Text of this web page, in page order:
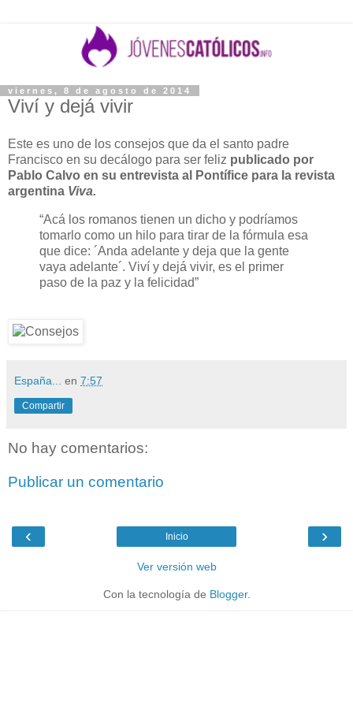
viernes, 8 de agosto de 2014
Viví y dejá vivir
Este es uno de los consejos que da el santo padre
Francisco en su decálogo para ser feliz publicado por
Pablo Calvo en su entrevista al Pontífice para la revista
argentina Viva.
“Acá los romanos tienen un dicho y podríamos
tomarlo como un hilo para tirar de la fórmula esa
que dice: ´Anda adelante y deja que la gente
vaya adelante´. Viví y dejá vivir, es el primer
paso de la paz y la felicidad”
España... en 7:57
Compartir
No hay comentarios:
Publicar un comentario
‹ ›
Inicio
Ver versión web
Con la tecnología de Blogger.